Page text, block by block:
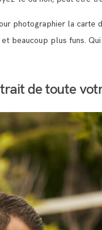
photographier la
beaucoup plus funs.
de toute